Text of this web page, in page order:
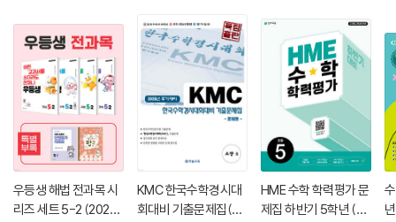
우등생 해법 전과목 시
리즈 세트 5-2 (2026
KMC 한국수학경시대
회대비 기출문제집(후
HME 수학 학력평가 문
제집 하반기 5학년 (20